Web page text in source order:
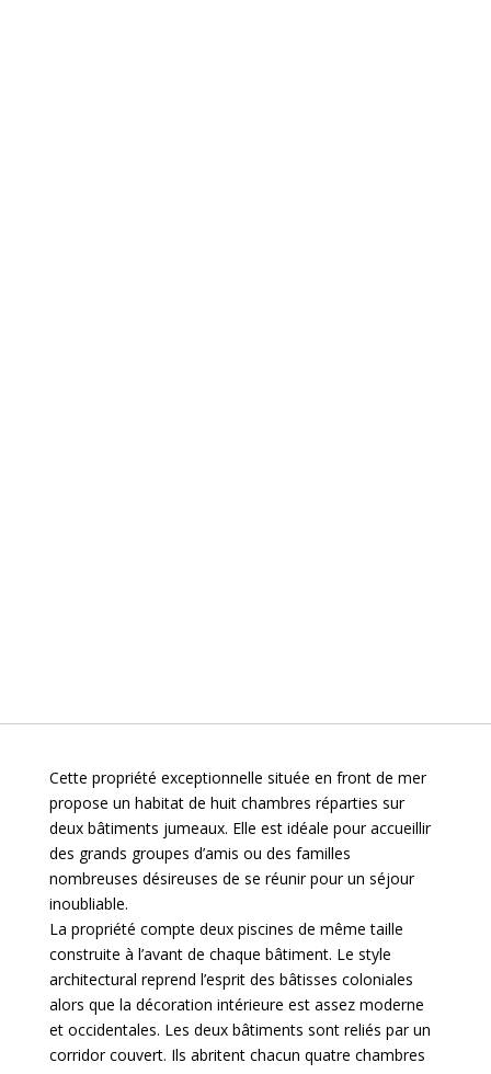
Cette propriété exceptionnelle située en front de mer
propose un habitat de huit chambres réparties sur
deux bâtiments jumeaux. Elle est idéale pour accueillir
des grands groupes d’amis ou des familles
nombreuses désireuses de se réunir pour un séjour
inoubliable.
La propriété compte deux piscines de même taille
construite à l’avant de chaque bâtiment. Le style
architectural reprend l’esprit des bâtisses coloniales
alors que la décoration intérieure est assez moderne
et occidentales. Les deux bâtiments sont reliés par un
corridor couvert. Ils abritent chacun quatre chambres